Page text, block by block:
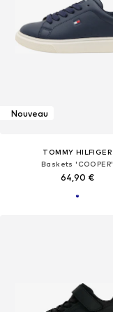
Nouveau
TOMMY HILFIGER
Baskets 'COOPER'
64,90 €